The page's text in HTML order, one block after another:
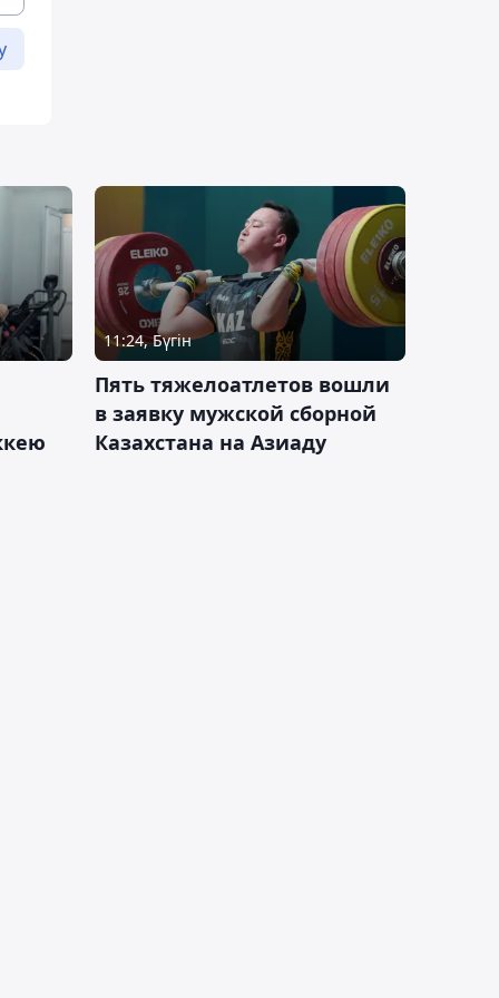
11:24, Бүгін
Пять тяжелоатлетов вошли
в заявку мужской сборной
Казахстана на Азиаду